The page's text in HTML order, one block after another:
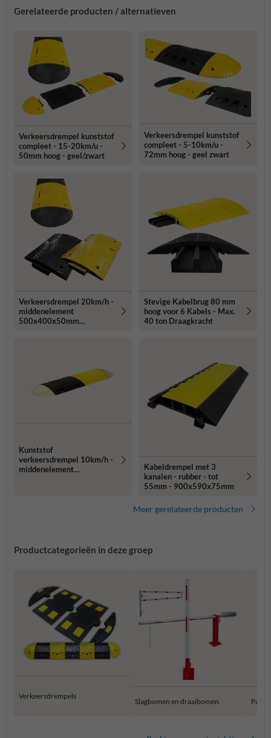
Gerelateerde producten / alternatieven
Verkeersdrempel kunststof
compleet - 15-20km/u -
50mm hoog - geel/zwart
Verkeersdrempel kunststof
compleet - 5-10km/u -
72mm hoog - geel zwart
Verkeersdrempel 20km/h -
middenelement
500x400x50mm
Stevige Kabelbrug 80 mm
hoog voor 6 Kabels - Max.
40 ton Draagkracht
Kunststof
verkeersdrempel 10km/h -
middenelement
Kabeldrempel met 3
kanalen - rubber - tot
55mm - 900x590x75mm
Meer gerelateerde producten
Productcategorieën in deze groep
Verkeersdrempels
Slagbomen en draaibomen